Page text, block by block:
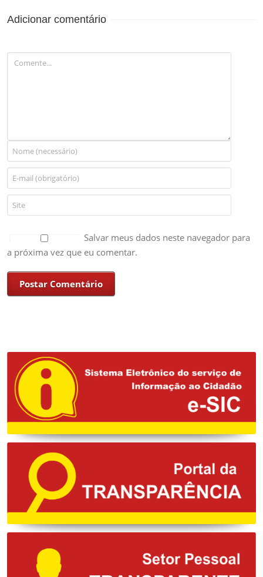
Adicionar comentário
Salvar meus dados neste navegador para
a próxima vez que eu comentar.